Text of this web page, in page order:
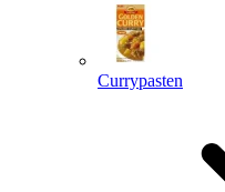
Currypasten